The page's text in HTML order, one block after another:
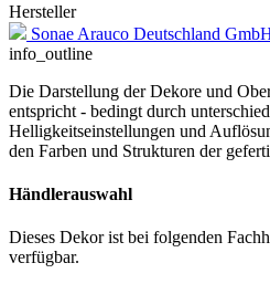
Hersteller
Sonae Arauco Deutschland
info_outline
Die Darstellung der Dekore und
entspricht - bedingt durch
Helligkeitseinstellungen und
den Farben und Strukturen der
Händlerauswahl
Dieses Dekor ist bei folgenden
verfügbar.